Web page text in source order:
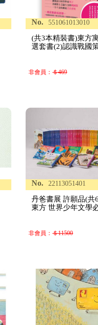
No. 551061013010
(共3本精裝書)東方
選套書(2)認識戰國
非會員：＄469
No. 22113051401
丹爸書展 許願品(共
東方 世界少年文學
非會員：＄11500